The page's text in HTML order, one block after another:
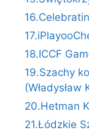
18.ICCF
19.Szachy
(Władysław
20.Hetman
21.Łódzkie